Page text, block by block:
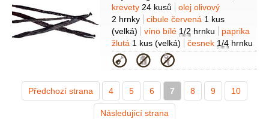
Suroviny
krevety 24 kusů
olej olivový
2 hrnky
cibule červená 1 kus
(velká)
víno bílé 1/2 hrnku
paprika
žlutá 1 kus (velká) česnek 1/4 hrnku
(nahrubo nasekaný)
(čerstvý, pokrájený)
pažitka1 lžíce
(drcená)
Kategorie
Předchozí strana 4 5 6 7 8 9 10
Následující strana